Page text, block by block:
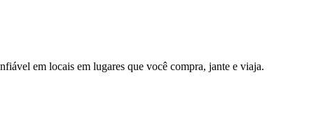
em locais em lugares que você compra, jante e viaja.